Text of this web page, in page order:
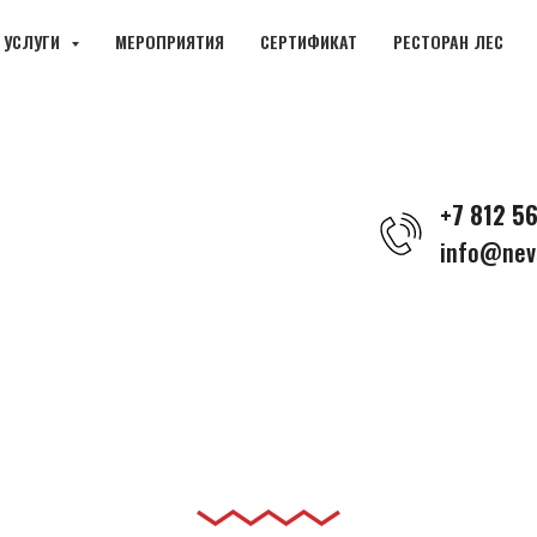
УСЛУГИ МЕРОПРИЯТИЯ СЕРТИФИКАТ РЕСТОРАН ЛЕС
- Сохраните новый адрес, скоро переезд!
+7 812